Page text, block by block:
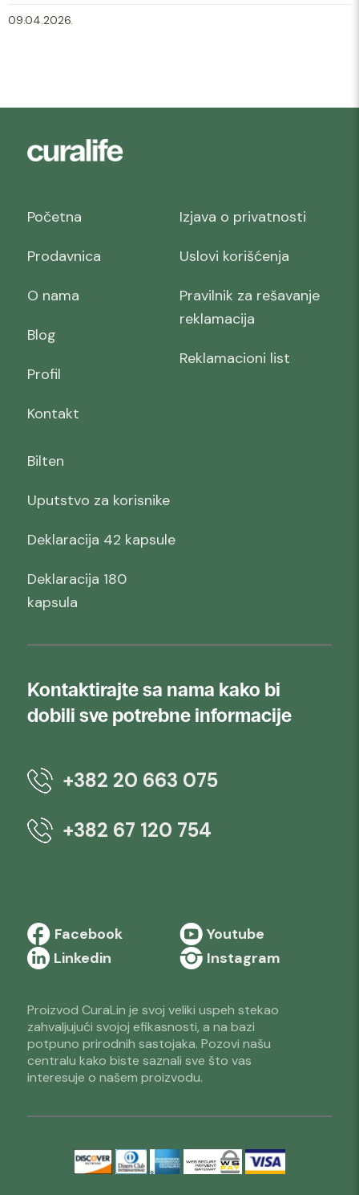
09.04.2026.
Početna
Prodavnica
O nama
Blog
Profil
Kontakt
Izjava o privatnosti
Uslovi korišćenja
Pravilnik za rešavanje
reklamacija
Reklamacioni list
Bilten
Uputstvo za korisnike
Deklaracija 42 kapsule
Deklaracija 180
kapsula
Kontaktirajte sa nama kako bi
dobili sve potrebne informacije
+382 20 663 075
+382 67 120 754
Proizvod CuraLin je svoj veliki uspeh stekao
zahvaljujući svojoj efikasnosti, a na bazi
potpuno prirodnih sastojaka. Pozovi našu
centralu kako biste saznali sve što vas
interesuje o našem proizvodu.
Facebook
Youtube
Linkedin
Instagram